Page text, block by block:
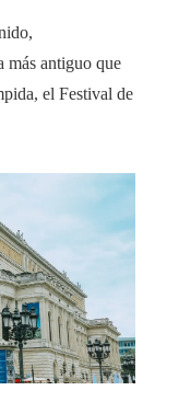
más antiguo que
el Festival de